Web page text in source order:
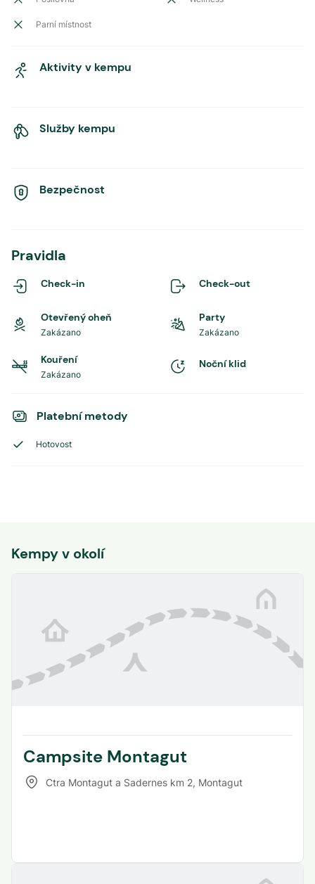
Parní místnost
Aktivity v kempu
Služby kempu
Bezpečnost
Pravidla
Check-in Check-out
Otevřený oheň
Zakázano
Party
Zakázano
Kouření
Zakázano
Noční klid
Platební metody
Hotovost
Kempy v okolí
Campsite Montagut
Ctra Montagut a Sadernes km 2, Montagut